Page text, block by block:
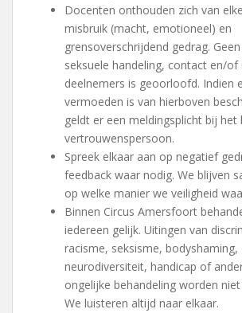
Docenten onthouden zich van
misbruik (macht, emotioneel) en
grensoverschrijdend gedrag.
seksuele handeling, contact en/
deelnemers is geoorloofd. Indien
vermoeden is van hierboven
geldt er een meldingsplicht bij
vertrouwenspersoon.
Spreek elkaar aan op negatief
feedback waar nodig. We blijven
op welke manier we veiligheid
Binnen Circus Amersfoort
iedereen gelijk. Uitingen van
racisme, seksisme, bodyshaming,
neurodiversiteit, handicap of
ongelijke behandeling worden
We luisteren altijd naar elkaar.